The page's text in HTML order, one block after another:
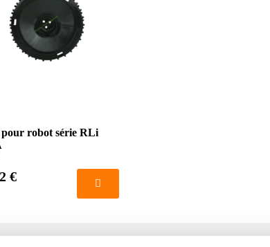
robot série RLi
€